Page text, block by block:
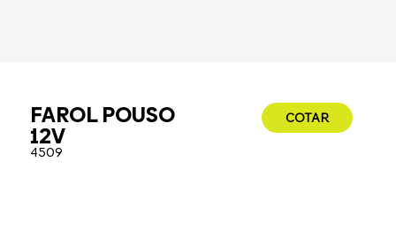
FAROL POUSO
12V
4509
COTAR